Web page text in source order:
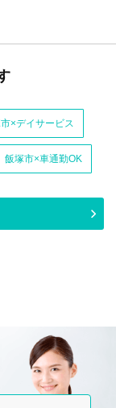
×デイサービス
飯塚市×車通勤OK